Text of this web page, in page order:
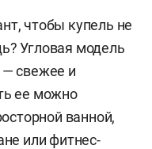
чтобы купель не
Угловая модель
свежее и
ее можно
ванной,
или фитнес-